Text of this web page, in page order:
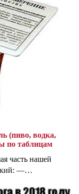
(пиво, водка,
по таблицам
часть нашей
—…